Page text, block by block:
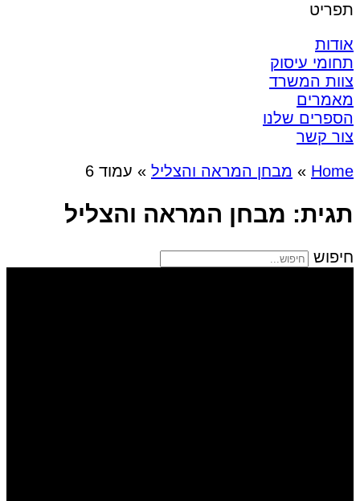
תפריט
אודות
תחומי עיסוק
צוות המשרד
מאמרים
הספרים שלנו
צור קשר
Home
» מבחן המראה והצליל » עמוד 6
תגית: מבחן המראה והצליל
חיפוש